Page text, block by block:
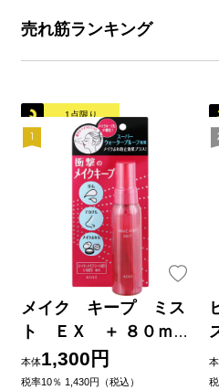
売れ筋ランキング
1点限り
メイク キープ ミス
ト ＥＸ ＋ ８０ｍＬ
コーセー
本体1,300円
税率10％ 1,430円（税込）